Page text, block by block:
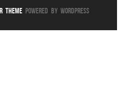
ThemePowered By WordPress